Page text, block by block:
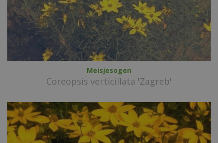
Meisjesogen
Coreopsis verticillata 'Zagreb'